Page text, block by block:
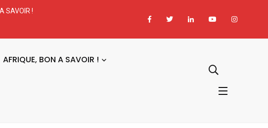
SAVOIR !
AFRIQUE, BON A SAVOIR !